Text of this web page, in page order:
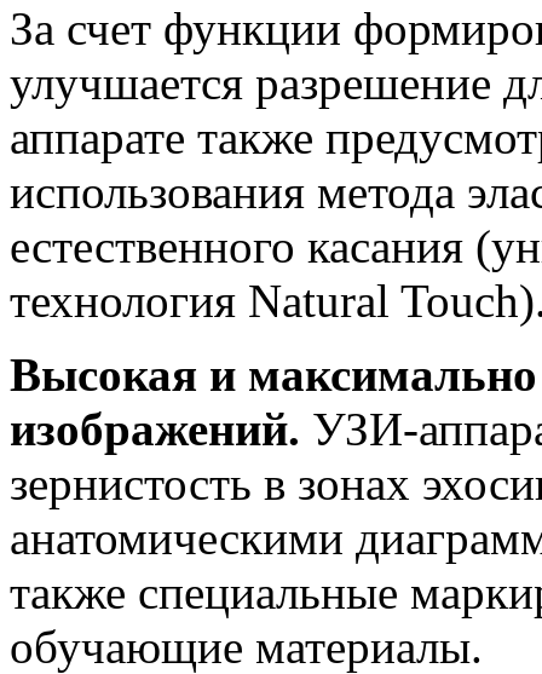
За счет функции
улучшается разрешение
аппарате также
использования метода
естественного касания
технология Natural
Высокая и максимально
изображений. УЗИ-
зернистость в зонах
анатомическими
также специальные
обучающие материалы.